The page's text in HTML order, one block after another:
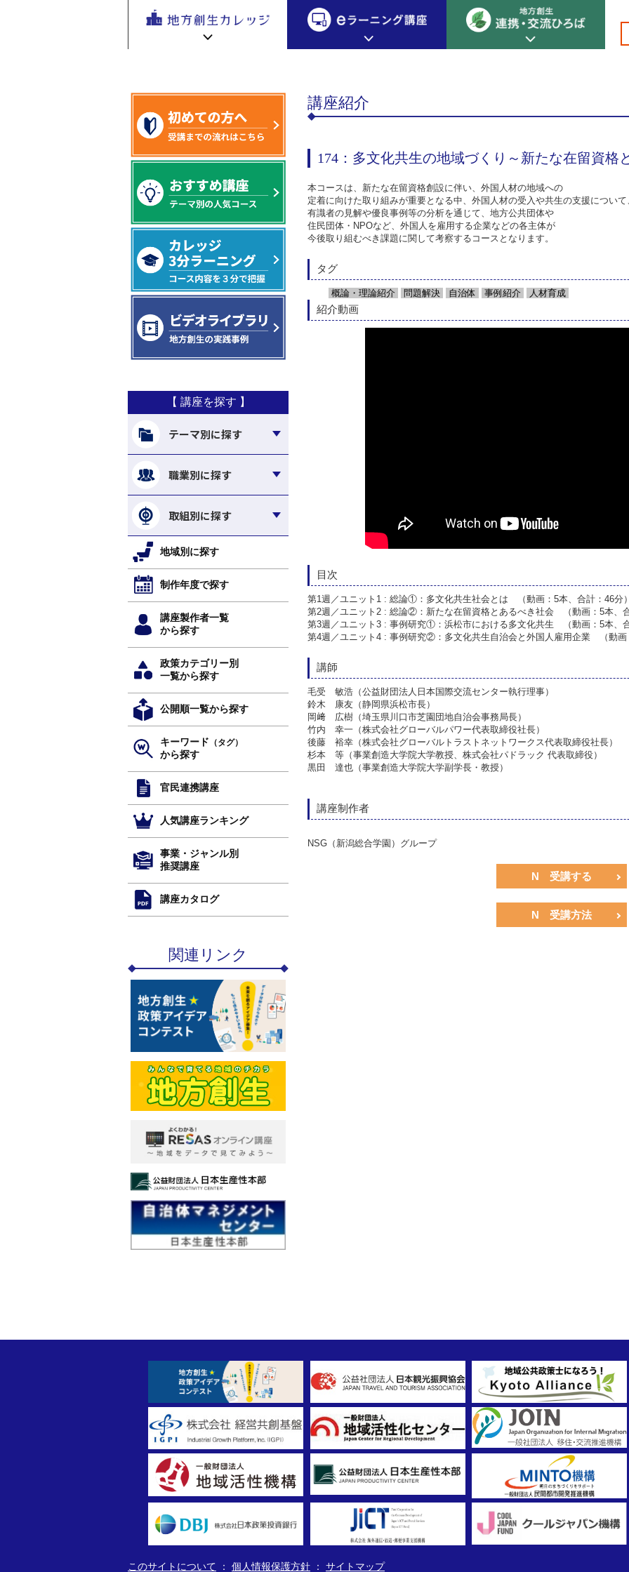
地方創生カレッジ
地方創生カレッジ HOME
新着情報
地方創生カレッジ活用の流れ eラーニング講座 HOME
ビデオライブラリ サイトマップ
eラーニング講座
e ラーニング講座 HOME
初めての方へ
連
連携・交流ひろば HOME
連携・交流ひろばについて
全国で活躍する地方創生専門人材 地方創生の実践事例紹介
地方創生応援プロジェクト イベント情報
地方創生
を無料eラ
講座が200
総合プロデューサー 専門編 総合プロデューサー 概論 >174：多文化
【 講座を探す 】
テーマ別に探す
職業別に探す
取組別に探す
地域別に探す
制作年度で探す
講座製作者一覧
から探す
政策カテゴリー別
一覧から探す
公開順一覧から探す
キーワード （タグ）
から探す
官民連携講座
人気講座ランキング
事業・ジャンル別
推奨講座
講座カタログ
関連リンク
講座紹介
174：多文化共生の地域づくり～新たな在留資格
本コースは、新たな在留資格創設に伴い、外国人材の地域への
定着に向けた取り組みが重要となる中、外国人材の受入や共生の支援について
有識者の見解や優良事例等の分析を通じて、地方公共団体や
住民団体・NPOなど、外国人を雇用する企業などの各主体が
今後取り組むべき課題に関して考察するコースとなります。
タグ
概論・理論紹介 問題解決 自治体 事例紹介 人材育成
紹介動画
目次
第1週／ユニット1 : 総論①：多文化共生社会とは （動画：5本、合計：46分）
第2週／ユニット2 : 総論②：新たな在留資格とあるべき社会 （動画：5本、合
第3週／ユニット3 : 事例研究①：浜松市における多文化共生 （動画：5本、合
第4週／ユニット4 : 事例研究②：多文化共生自治会と外国人雇用企業 （動画
講師
毛受 敏浩（公益財団法人日本国際交流センター執行理事）
鈴木 康友（静岡県浜松市長）
岡﨑 広樹（埼玉県川口市芝園団地自治会事務局長）
竹内 幸一（株式会社グローバルパワー代表取締役社長）
後藤 裕幸（株式会社グローバルトラストネットワークス代表取締役社長）
杉本 等（事業創造大学院大学教授、株式会社パドラック 代表取締役）
黒田 達也（事業創造大学院大学副学長・教授）
講座制作者
NSG（新潟総合学園）グループ
N 受講する
N 受講方法
このサイトについて 個人情報保護方針 サイトマップ